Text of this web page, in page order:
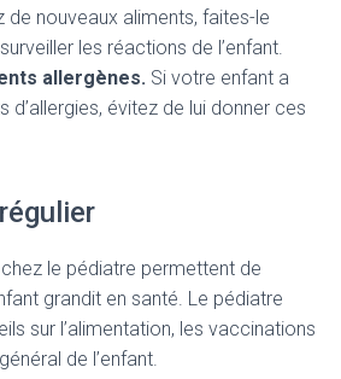
de nouveaux aliments, faites-le
les réactions de l’enfant.
allergènes. Si votre enfant a
d’allergies, évitez de lui donner ces
le pédiatre permettent de
grandit en santé. Le pédiatre
sur l’alimentation, les vaccinations
de l’enfant.